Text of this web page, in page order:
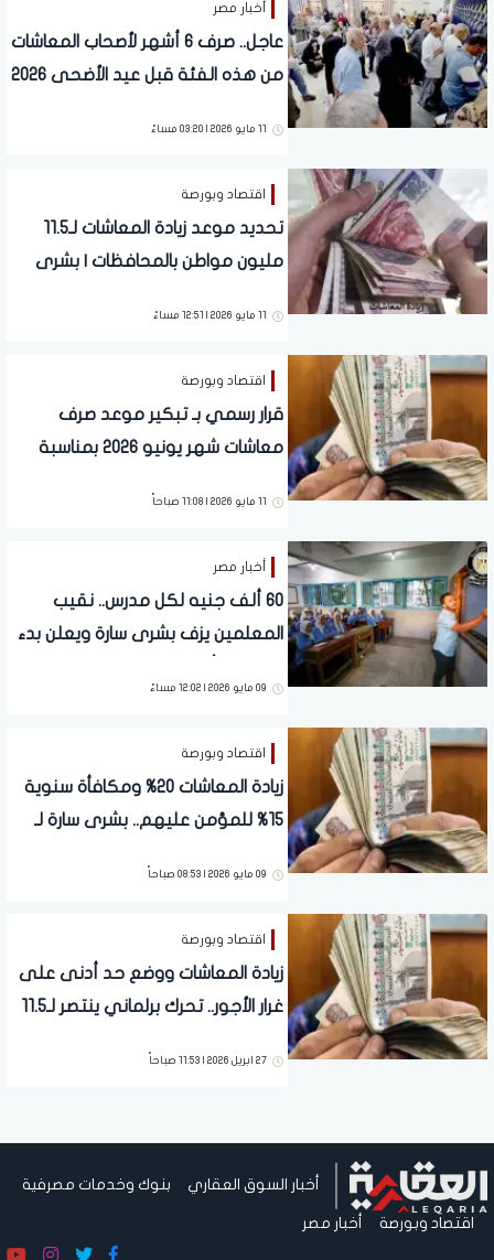
أخبار مصر
عاجل.. صرف 6 أشهر لأصحاب المعاشات
من هذه الفئة قبل عيد الأضحى 2026
11 مايو 2026 | 03:20 مساءً
اقتصاد وبورصة
تحديد موعد زيادة المعاشات لـ11.5
مليون مواطن بالمحافظات | بشرى
11 مايو 2026 | 12:51 مساءً
اقتصاد وبورصة
قرار رسمي بـ تبكير موعد صرف
معاشات شهر يونيو 2026 بمناسبة
11 مايو 2026 | 11:08 صباحاً
أخبار مصر
60 ألف جنيه لكل مدرس.. نقيب
المعلمين يزف بشرى سارة ويعلن بدء
09 مايو 2026 | 12:02 مساءً
اقتصاد وبورصة
زيادة المعاشات 20% ومكافأة سنوية
15% للمؤمن عليهم.. بشرى سارة لـ
09 مايو 2026 | 08:53 صباحاً
اقتصاد وبورصة
زيادة المعاشات ووضع حد أدنى على
غرار الأجور.. تحرك برلماني ينتصر لـ11.5
27 ابريل 2026 | 11:53 صباحاً
أخبار السوق العقاري بنوك وخدمات مصرفية
اقتصاد وبورصة أخبار مصر